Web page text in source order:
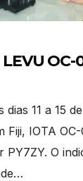
OC-
dias 11 a 15
Fiji, IOTA
PY7ZY. O